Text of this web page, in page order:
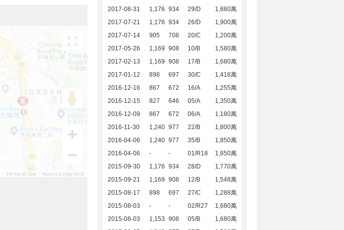
2017-08-31
1,176 934 29/D
1,880萬
2017-07-21
1,176 934 26/D
1,900萬
2017-07-14
905 708 20/C
1,200萬
2017-05-26
1,169 908 10/B
1,580萬
2017-02-13
1,169 908 17/B
1,680萬
2017-01-12
898 697 30/C
1,418萬
2016-12-16
867 672 16/A
1,255萬
2016-12-15
827 646 05/A
1,350萬
2016-12-09
867 672 06/A
1,180萬
2016-11-30
1,240 977 22/B
1,800萬
2016-04-06
1,240 977 35/B
1,850萬
2016-04-06
- - 01/R18
1,850萬
2015-09-30
1,176 934 28/D
1,770萬
2015-09-21
1,169 908 12/B
1,548萬
2015-08-17
898 697 27/C
1,288萬
2015-08-03
- - 02/R27
1,680萬
2015-08-03
1,153 908 05/B
1,680萬